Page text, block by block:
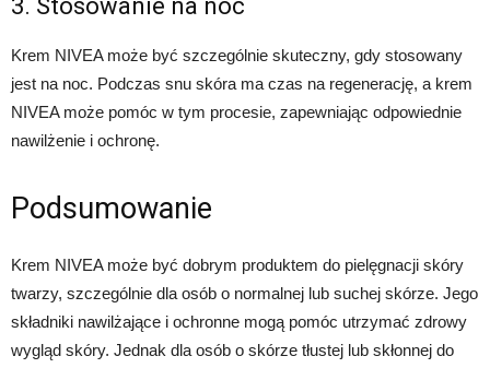
3. Stosowanie na noc
Krem NIVEA może być szczególnie skuteczny, gdy stosowany
jest na noc. Podczas snu skóra ma czas na regenerację, a krem
NIVEA może pomóc w tym procesie, zapewniając odpowiednie
nawilżenie i ochronę.
Podsumowanie
Krem NIVEA może być dobrym produktem do pielęgnacji skóry
twarzy, szczególnie dla osób o normalnej lub suchej skórze. Jego
składniki nawilżające i ochronne mogą pomóc utrzymać zdrowy
wygląd skóry. Jednak dla osób o skórze tłustej lub skłonnej do